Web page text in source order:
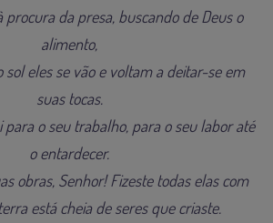
procura da presa, buscando de Deus o
alimento,
sol eles se vão e voltam a deitar-se em
suas tocas.
para o seu trabalho, para o seu labor até
o entardecer.
obras, Senhor! Fizeste todas elas com
está cheia de seres que criaste.